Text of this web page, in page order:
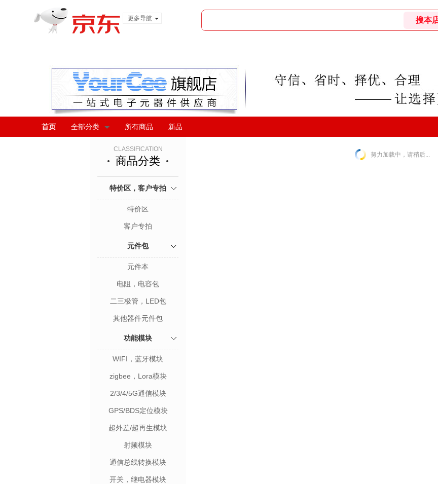
更多导航
首页 全部分类 所有商品 新品
CLASSIFICATION
商品分类
特价区，客户专拍
特价区
客户专拍
元件包
元件本
电阻，电容包
二三极管，LED包
其他器件元件包
功能模块
WIFI，蓝牙模块
zigbee，Lora模块
2/3/4/5G通信模块
GPS/BDS定位模块
超外差/超再生模块
射频模块
通信总线转换模块
开关，继电器模块
努力加载中，请稍后...